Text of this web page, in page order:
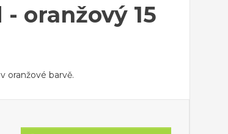
oranžový 15
oranžové barvě.